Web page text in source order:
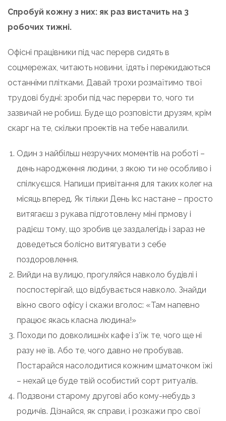
Спробуй кожну з них: як раз вистачить на 3
робочих тижні.
Офісні працівники під час перерв сидять в
соцмережах, читають новини, їдять і перекидаються
останніми плітками. Давай трохи розмаїтимо твої
трудові будні: зроби під час перерви то, чого ти
зазвичай не робиш. Буде що розповісти друзям, крім
скарг на те, скільки проектів на тебе навалили.
Один з найбільш незручних моментів на роботі –
день народження людини, з якою ти не особливо і
спілкуєшся. Напиши привітання для таких колег на
місяць вперед. Як тільки День Ікс настане – просто
витягаєш з рукава підготовлену міні прмову і
радієш тому, що зробив це заздалегідь і зараз не
доведеться болісно витягувати з себе
поздоровлення.
Вийди на вулицю, прогуляйся навколо будівлі і
поспостерігай, що відбувається навколо. Знайди
вікно свого офісу і скажи вголос: «Там напевно
працює якась класна людина!»
Походи по довколишніх кафе і з’їж те, чого ще ні
разу не їв. Або те, чого давно не пробував.
Постарайся насолодитися кожним шматочком їжі
– нехай це буде твій особистий сорт ритуалів.
Подзвони старому другові або кому-небудь з
родичів. Дізнайся, як справи, і розкажи про свої